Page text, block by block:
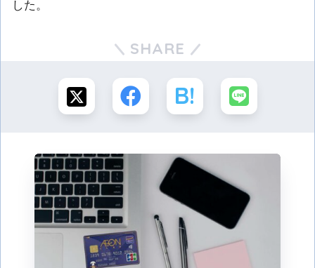
した。
SHARE